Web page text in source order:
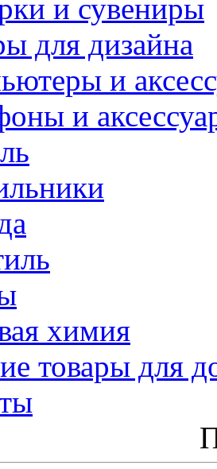
и сувениры
для дизайна
и
и
химия
товары для